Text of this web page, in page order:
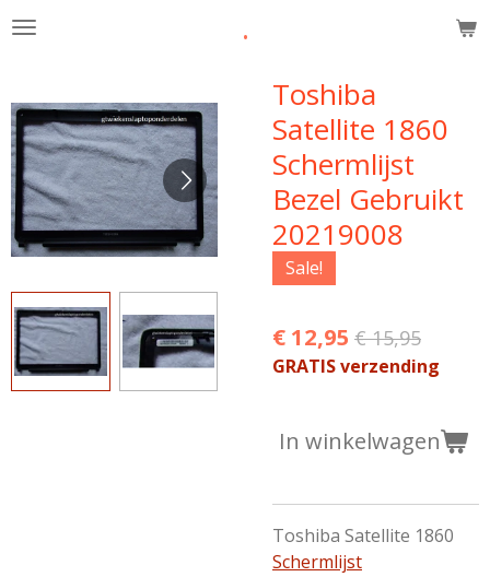
Ga
de
hoofdinhoud
.
Toshiba
Satellite 1860
Schermlijst
Bezel Gebruikt
20219008
Sale!
€ 12,95 € 15,95
GRATIS verzending
In winkelwagen
Toshiba Satellite 1860
Schermlijst